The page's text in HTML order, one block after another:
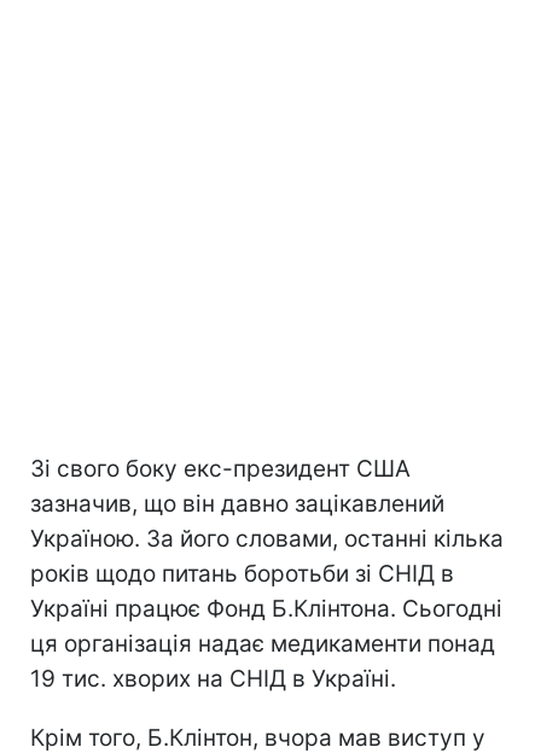
Зі свого боку екс-президент США
зазначив, що він давно зацікавлений
Україною. За його словами, останні кілька
років щодо питань боротьби зі СНІД в
Україні працює Фонд Б.Клінтона. Сьогодні
ця організація надає медикаменти понад
19 тис. хворих на СНІД в Україні.
Крім того, Б.Клінтон, вчора мав виступ у